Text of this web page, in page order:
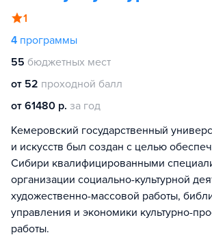
1
4 программы
55 бюджетных мест
от 52 проходной балл
от 61480 р. за год
Кемеровский государственный
и искусств был создан с целью
Сибири квалифицированными
организации социально-культурной
художественно-массовой работы,
управления и экономики культурно-
работы.